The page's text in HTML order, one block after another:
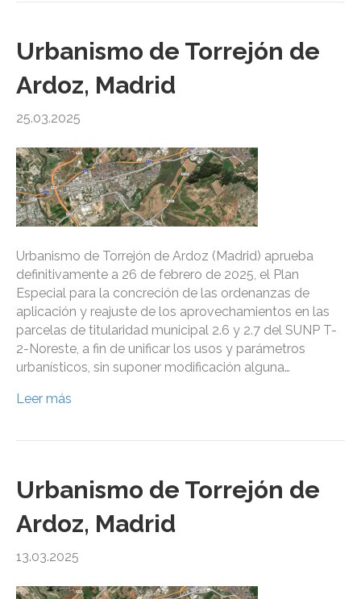
Urbanismo de Torrejón de
Ardoz, Madrid
25.03.2025
Urbanismo de Torrejón de Ardoz (Madrid) aprueba
definitivamente a 26 de febrero de 2025, el Plan
Especial para la concreción de las ordenanzas de
aplicación y reajuste de los aprovechamientos en las
parcelas de titularidad municipal 2.6 y 2.7 del SUNP T-
2-Noreste, a fin de unificar los usos y parámetros
urbanísticos, sin suponer modificación alguna…
Leer más
Urbanismo de Torrejón de
Ardoz, Madrid
13.03.2025